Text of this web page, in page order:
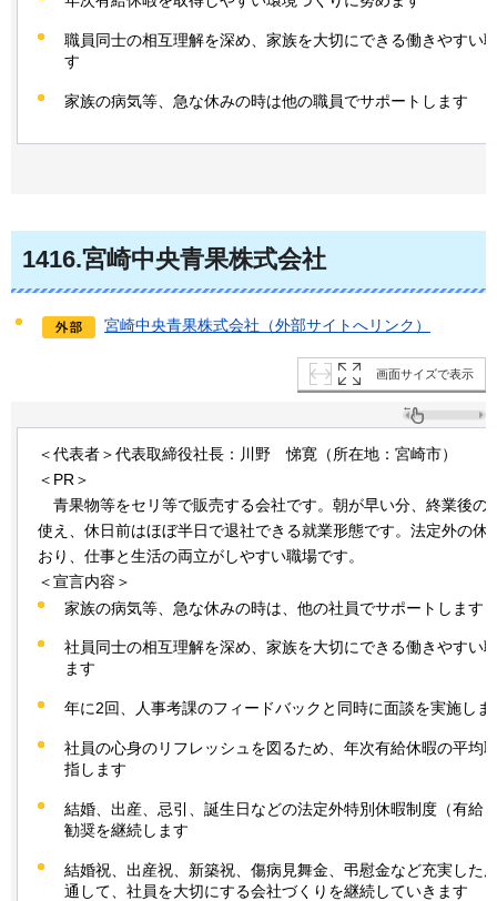
職員同士の相互理解を深め、家族を大切にできる働きやすい
す
家族の病気等、急な休みの時は他の職員でサポートします
1416.宮崎中央青果株式会社
宮崎中央青果株式会社（外部サイトへリンク）
画面サイズで表示
＜代表者＞代表取締役社長：川野 悌寛（所在地：宮崎市）
＜PR＞
青果物等をセリ等で販売する会社です。朝が早い分、終業後の
使え、休日前はほぼ半日で退社できる就業形態です。法定外の休
おり、仕事と生活の両立がしやすい職場です。
＜宣言内容＞
家族の病気等、急な休みの時は、他の社員でサポートします
社員同士の相互理解を深め、家族を大切にできる働きやすい
ます
年に2回、人事考課のフィードバックと同時に面談を実施しま
社員の心身のリフレッシュを図るため、年次有給休暇の平均
指します
結婚、出産、忌引、誕生日などの法定外特別休暇制度（有給
勧奨を継続します
結婚祝、出産祝、新築祝、傷病見舞金、弔慰金など充実した
通して、社員を大切にする会社づくりを継続していきます